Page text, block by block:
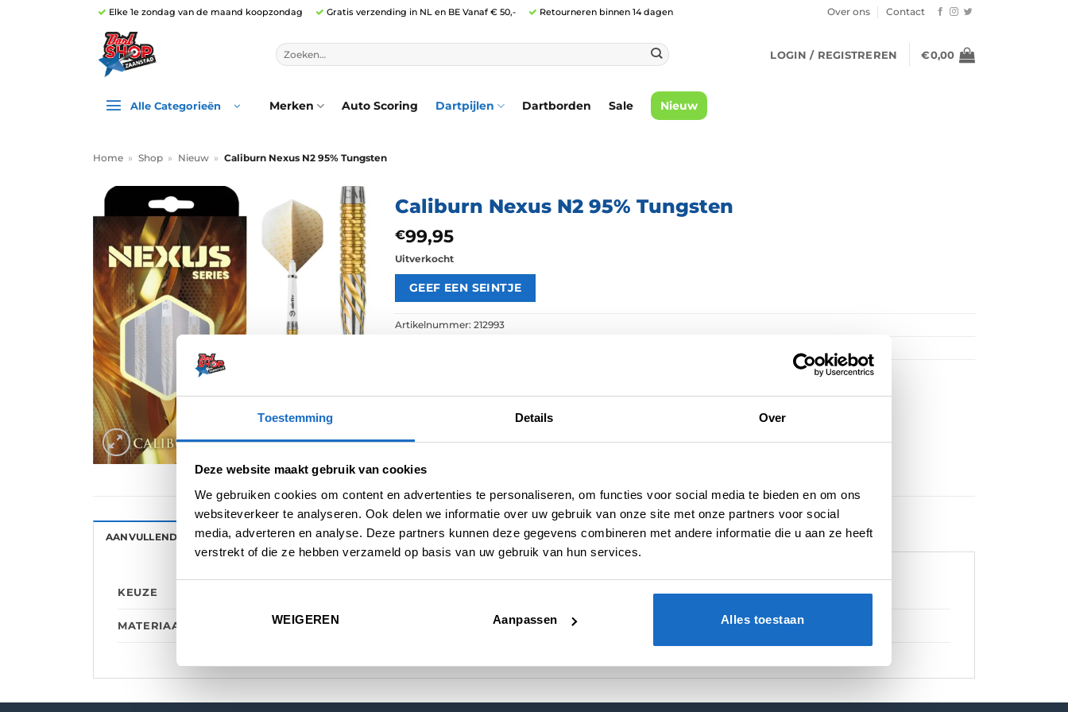
Toestemming Details Over
Deze website maakt gebruik van cookies
We gebruiken cookies om content en advertenties te personaliseren, om functies voor social media te bieden en om ons
websiteverkeer te analyseren. Ook delen we informatie over uw gebruik van onze site met onze partners voor social
media, adverteren en analyse. Deze partners kunnen deze gegevens combineren met andere informatie die u aan ze heeft
verstrekt of die ze hebben verzameld op basis van uw gebruik van hun services.
WEIGEREN Aanpassen Alles toestaan
Elke 1e zondag van de maand koopzondag Gratis verzending in NL en BE Vanaf € 50,- Retourneren binnen 14 dagen Over ons Contact
Zoeken
naar:
LOGIN / REGISTREREN €0,00
Alle Categorieën Merken Auto Scoring Dartpijlen Dartborden Sale Nieuw
Home » Shop » Nieuw » Caliburn Nexus N2 95% Tungsten
Caliburn Nexus N2 95% Tungsten
€99,95
Uitverkocht
Artikelnummer: 212993
AANVULLENDE INFORMATIE BEOORDELINGEN (0)
KEUZE
MATERIAAL 95% Tungsten